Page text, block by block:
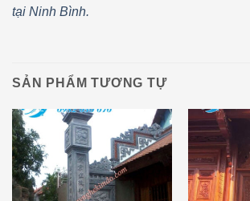
tại Ninh Bình.
SẢN PHẨM TƯƠNG TỰ